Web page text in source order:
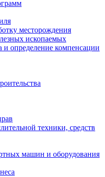
месторождения
ископаемых
определение компенсации
техники, средств
машин и оборудования